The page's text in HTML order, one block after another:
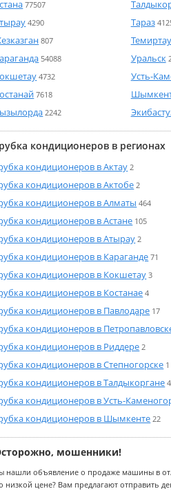
77507
4290
807
54088
4732
7618
2242
Тараз
Темиртау
Уральск
Усть-
кондиционеров в регионах
кондиционеров в Актау 2
кондиционеров в Актобе 2
кондиционеров в Алматы 464
кондиционеров в Астане 105
кондиционеров в Атырау 2
кондиционеров в Караганде 71
кондиционеров в Кокшетау 3
кондиционеров в Костанае 4
кондиционеров в Павлодаре 17
кондиционеров в
кондиционеров в Риддере 2
кондиционеров в Степногорске 1
кондиционеров в Талдыкоргане 4
кондиционеров в Усть-
кондиционеров в Шымкенте 22
мошенники!
нашли объявление о продаже машины в
низкой цене? Вам предлагают отправить